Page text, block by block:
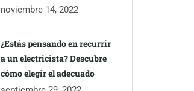
noviembre 14, 2022
¿Estás pensando en recurrir
a un electricista? Descubre
cómo elegir el adecuado